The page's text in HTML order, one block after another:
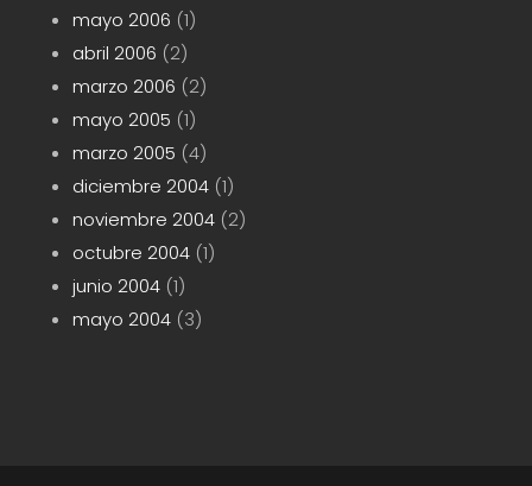
mayo 2006 (1)
abril 2006 (2)
marzo 2006 (2)
mayo 2005 (1)
marzo 2005 (4)
diciembre 2004(1)
noviembre 2004(2)
octubre 2004(1)
junio 2004(1)
mayo 2004(3)